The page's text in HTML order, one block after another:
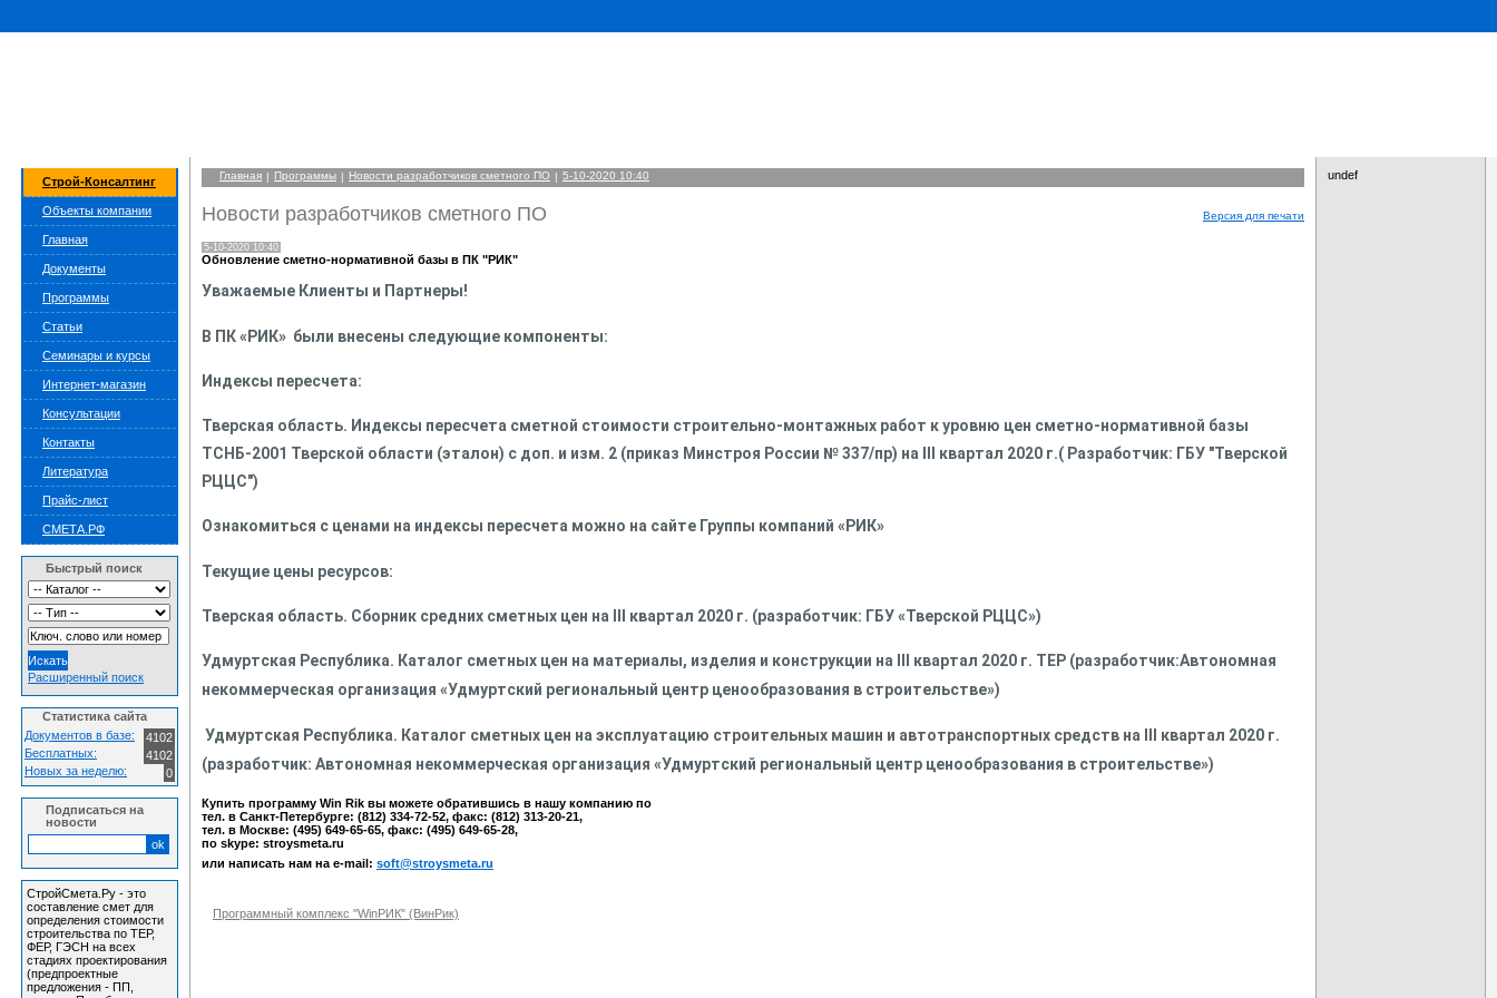
Строй-Консалтинг
Объекты компании
Главная
Документы
Программы
Статьи
Семинары и курсы
Интернет-магазин
Консультации
Контакты
Литература
Прайс-лист
СМЕТА.РФ
Быстрый поиск
Расширенный поиск
Статистика сайта
Документов в базе:
4102
Бесплатных:
4102
Новых за неделю:
0
Подписаться на
новости
СтройСмета.Ру - это
составление смет для
определения стоимости
строительства по ТЕР,
ФЕР, ГЭСН на всех
стадиях проектирования
(предпроектные
предложения - ПП,
Главная | Программы | Новости разработчиков сметного ПО | 5-10-2020 10:40
Версия для печати
Новости разработчиков сметного ПО
5-10-2020 10:40
Обновление сметно-нормативной базы в ПК "РИК"
Уважаемые Клиенты и Партнеры!
В ПК «РИК» были внесены следующие компоненты:
Индексы пересчета:
Тверская область. Индексы пересчета сметной стоимости строительно-монтажных работ к уровню цен сметно-нормативной базы
ТСНБ-2001 Тверской области (эталон) с доп. и изм. 2 (приказ Минстроя России № 337/пр) на III квартал 2020 г.( Разработчик: ГБУ "Тверской
РЦЦС")
Ознакомиться с ценами на индексы пересчета можно на сайте Группы компаний «РИК»
Текущие цены ресурсов:
Тверская область. Сборник средних сметных цен на III квартал 2020 г. (разработчик: ГБУ «Тверской РЦЦС»)
Удмуртская Республика. Каталог сметных цен на материалы, изделия и конструкции на III квартал 2020 г. ТЕР (разработчик:Автономная
некоммерческая организация «Удмуртский региональный центр ценообразования в строительстве»)
Удмуртская Республика. Каталог сметных цен на эксплуатацию строительных машин и автотранспортных средств на III квартал 2020 г.
(разработчик: Автономная некоммерческая организация «Удмуртский региональный центр ценообразования в строительстве»)
Купить программу Win Rik вы можете обратившись в нашу компанию по
тел. в Санкт-Петербурге: (812) 334-72-52, факс: (812) 313-20-21,
тел. в Москве: (495) 649-65-65, факс: (495) 649-65-28,
по skype: stroysmeta.ru
или написать нам на e-mail: soft@stroysmeta.ru
Программный комплекс "WinРИК" (ВинРик)
undef